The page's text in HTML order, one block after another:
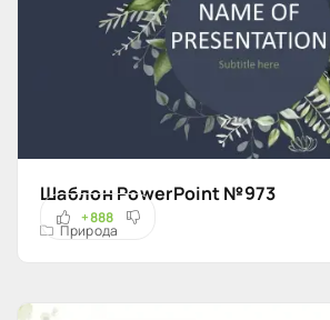
Шаблон PowerPoint №973
Природа
+888